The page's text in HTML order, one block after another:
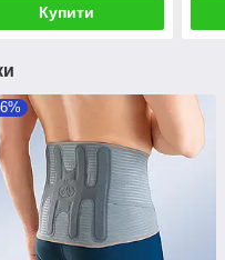
Купити